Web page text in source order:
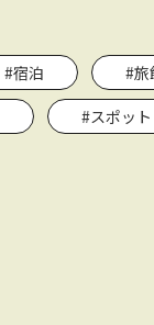
#宿泊 #旅
#スポッ